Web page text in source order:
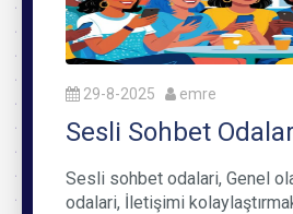
29-8-2025 emre
Sesli Sohbet
Sesli sohbet odalari, Genel
odalari, İletişimi